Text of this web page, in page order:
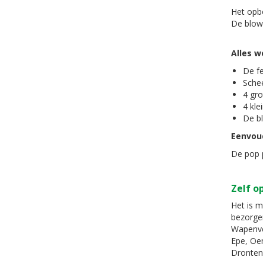
Het
De
Alles
De
4
4
De
De pop
Zelf
Het is
Epe,